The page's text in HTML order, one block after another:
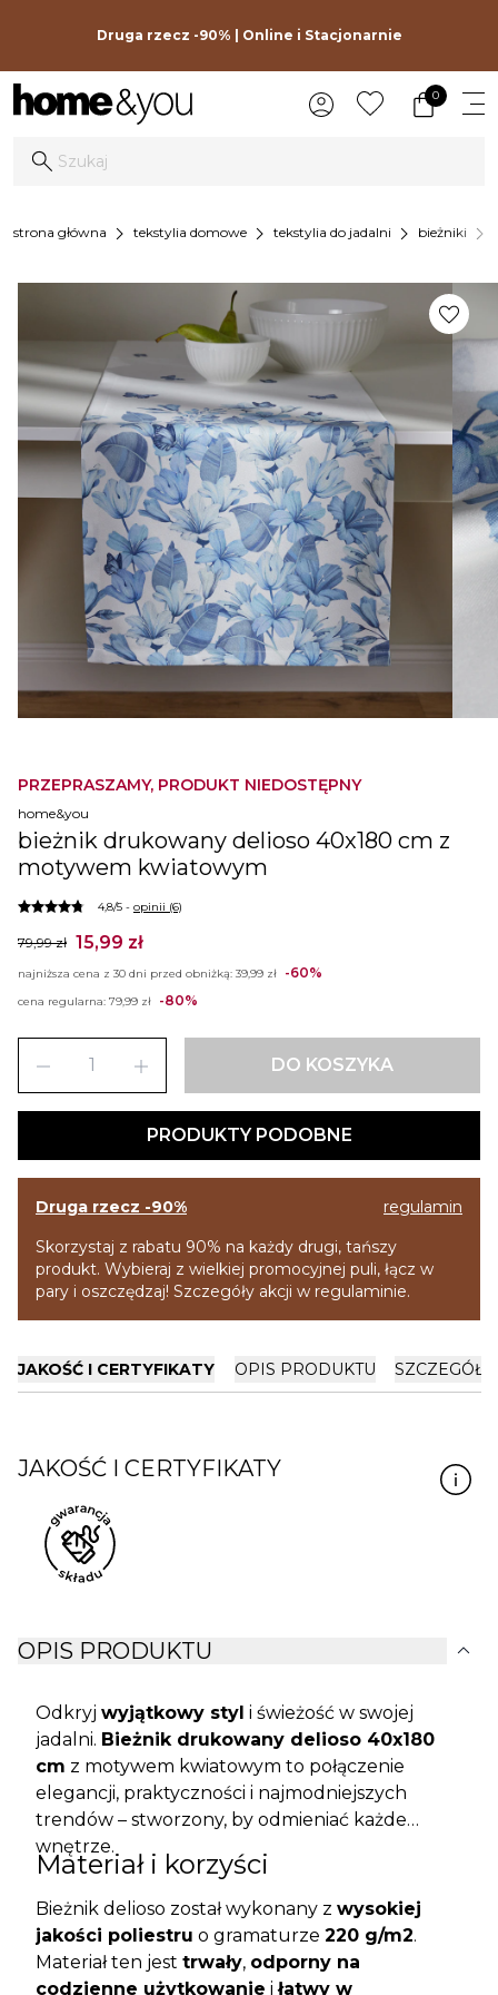
Druga rzecz -90% | Online i Stacjonarnie
0
strona główna chevron_right tekstylia domowe chevron_right tekstylia do jadalni chevron_right bieżniki chevron_right
PRZEPRASZAMY, PRODUKT NIEDOSTĘPNY
home&you
bieżnik drukowany delioso 40x180 cm z
motywem kwiatowym
4,8/5 - opinii (6)
79,99 zł 15,99 zł
najniższa cena z 30 dni przed obniżką: 39,99 zł -60%
cena regularna: 79,99 zł -80%
remove add DO KOSZYKA
PRODUKTY PODOBNE
Druga rzecz -90%
regulamin
Skorzystaj z rabatu 90% na każdy drugi, tańszy
produkt. Wybieraj z wielkiej promocyjnej puli, łącz w
pary i oszczędzaj! Szczegóły akcji w regulaminie.
favorite
JAKOŚĆ I CERTYFIKATY OPIS PRODUKTU
JAKOŚĆ I CERTYFIKATY
OPIS PRODUKTU expand_more
Odkryj wyjątkowy styl i świeżość w swojej
jadalni. Bieżnik drukowany delioso 40x180
cm z motywem kwiatowym to połączenie
elegancji, praktyczności i najmodniejszych
trendów – stworzony, by odmieniać każde
wnętrze.
Materiał i korzyści
Bieżnik delioso został wykonany z wysokiej
jakości poliestru o gramaturze 220 g/m2.
Materiał ten jest trwały, odporny na
codzienne użytkowanie iłatwy w